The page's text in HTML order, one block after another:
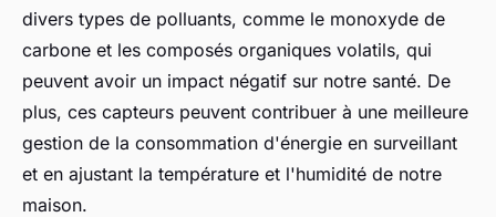
divers types de polluants, comme le monoxyde de
carbone et les composés organiques volatils, qui
peuvent avoir un impact négatif sur notre santé. De
plus, ces capteurs peuvent contribuer à une meilleure
gestion de la consommation d'énergie en surveillant
et en ajustant la température et l'humidité de notre
maison.